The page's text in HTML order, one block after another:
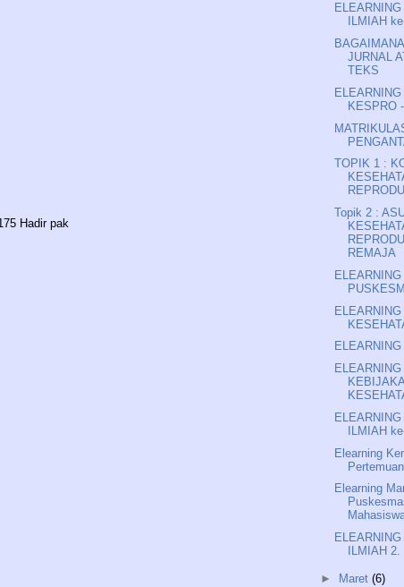
Hadir pak
ILMIAH
JURNAL
TEKS
KESPRO
TOPIK 1 :
Topik 2 :
REMAJA
ILMIAH
Elearning
Elearning
ILMIAH 2.
► Maret (6)